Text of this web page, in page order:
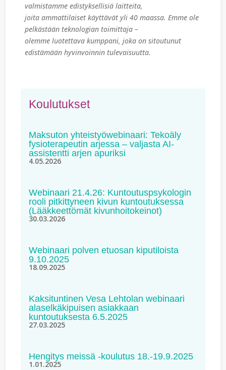
valmistamme edistyksellisiä laitteita,
joita ammattilaiset käyttävät yli 40 maassa. Emme ole
pelkästään teknologian toimittaja –
olemme luotettava kumppani, joka on sitoutunut
edistämään hyvinvoinnin tulevaisuutta.
Koulutukset
Maksuton yhteistyöwebinaari: Tekoäly
fysioterapeutin arjessa – valjasta AI-
assistentti arjen apuriksi
4.05.2026
Webinaari 21.4.26: Kuntoutuspsykologin
rooli pitkittyneen kivun kuntoutuksessa
(Lääkkeettömät kivunhoitokeinot)
30.03.2026
Webinaari polven etuosan kiputiloista
9.10.2025
18.09.2025
Kaksituntinen Vesa Lehtolan webinaari
alaselkäkipuisen asiakkaan
kuntoutuksesta 6.5.2025
27.03.2025
Hengitys meissä -koulutus 18.-19.9.2025
1.01.2025